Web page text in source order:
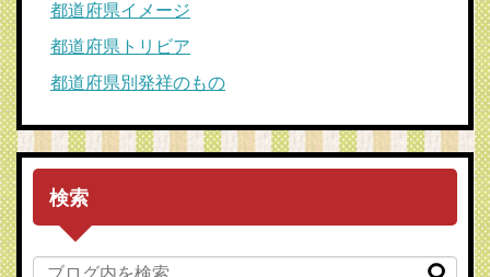
都道府県イメージ
都道府県トリビア
都道府県別発祥のもの
検索